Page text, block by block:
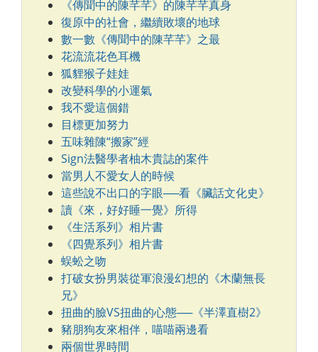
《傳聞中的陳芊芊》的陳芊芊真身
復原中的社會，繼續敗壞的地球
數一數《傳聞中的陳芊芊》之最
花流流花色耳機
狐貍猴子娃娃
改變科學的小運氣
我不愛這個錯
目標更加努力
五味雜陳“搬家”經
Sign法醫學者柚木貴誌的案件
當男人不愛女人的時候
這些說不出口的字眼──看《臟話文化史》
讀《來，好好睡一覺》所得
《生活系列》相片書
《四覺系列》相片書
蜈蚣之吻
打破女扮男裝從軍浪漫幻想的《木蘭無長
兄》
扭曲的臉VS扭曲的心態──《半澤直樹2》
豬朋狗友來相伴，喵喵兩邊看
兩個世界時間